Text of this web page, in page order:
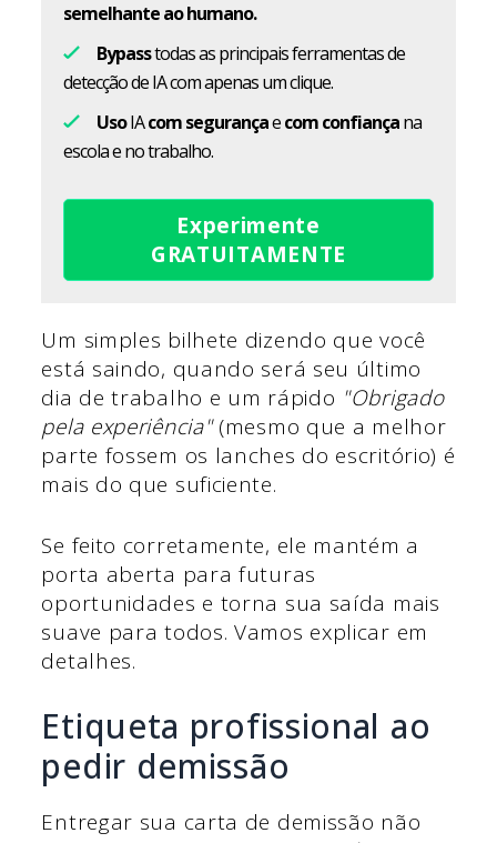
semelhante ao humano.
Bypasstodas as principais ferramentas de
detecção de IA com apenas um clique.
UsoIAcom segurançaecom confiançana
escola e no trabalho.
Experimente
GRATUITAMENTE
Um simples bilhete dizendo que você
está saindo, quando será seu último
dia de trabalho e um rápido "Obrigado
pela experiência"(mesmo que a melhor
parte fossem os lanches do escritório) é
mais do que suficiente.
Se feito corretamente, ele mantém a
porta aberta para futuras
oportunidades e torna sua saída mais
suave para todos. Vamos explicar em
detalhes.
Etiqueta profissional ao
pedir demissão
Entregar sua carta de demissão não